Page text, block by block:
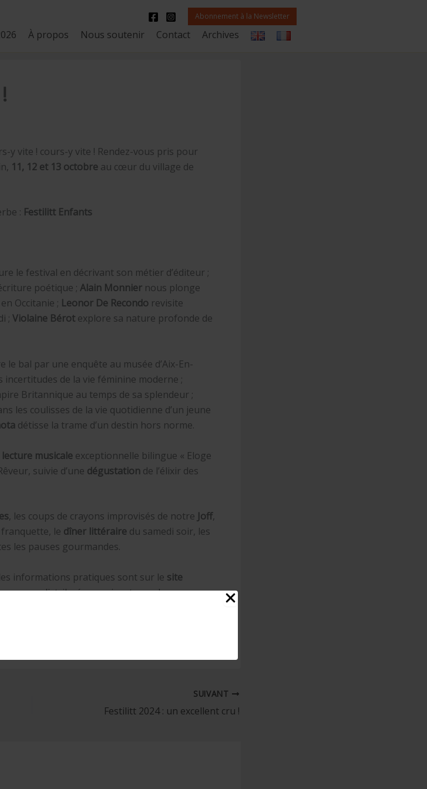
Abonnement à la Newsletter
À propos Nous soutenir Contact Archives
y vite ! cours-y vite ! Rendez-vous pris pour
11, 12 et 13 octobre au cœur du village de
: Festilitt Enfants
le festival en décrivant son métier d’éditeur ;
poétique ; Alain Monnier nous plonge
Occitanie ; Leonor De Recondo revisite
; Violaine Bérot explore sa nature profonde de
le bal par une enquête au musée d’Aix-En-
incertitudes de la vie féminine moderne ;
Britannique au temps de sa splendeur ;
les coulisses de la vie quotidienne d’un jeune
détisse la trame d’un destin hors norme.
lecture musicale exceptionnelle bilingue « Eloge
suivie d’une dégustation de l’élixir des
, les coups de crayons improvisés de notre Joff,
le dîner littéraire du samedi soir, les
les pauses gourmandes.
informations pratiques sont sur le site
sera distribué en arrivant sur place.
le bonheur sera dans le pré de Parisot !
SUIVANT
Festilitt 2024 : un excellent cru !